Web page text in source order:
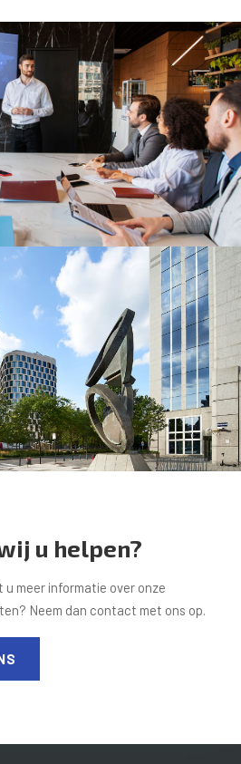
u helpen?
meer informatie over onze
Neem dan contact met ons op.